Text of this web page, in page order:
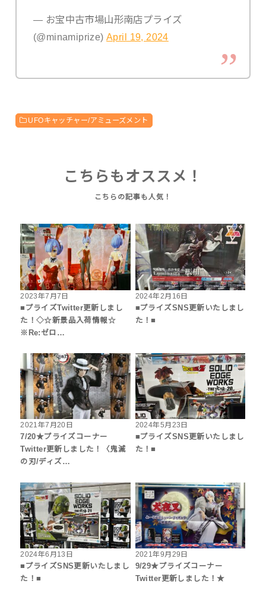
— お宝中古市場山形南店プライズ
(@minamiprize) April 19, 2024
UFOキャッチャー/アミューズメント
こちらもオススメ！
2023年7月7日
■プライズTwitter更新しまし
た！◇☆新景品入荷情報☆
※Re:ゼロ…
2024年2月16日
■プライズSNS更新いたしまし
た！■
2021年7月20日
7/20★プライズコーナー
Twitter更新しました！〈鬼滅
の刃/ディズ…
2024年5月23日
■プライズSNS更新いたしまし
た！■
2024年6月13日
■プライズSNS更新いたしまし
た！■
2021年9月29日
9/29★プライズコーナー
Twitter更新しました！★